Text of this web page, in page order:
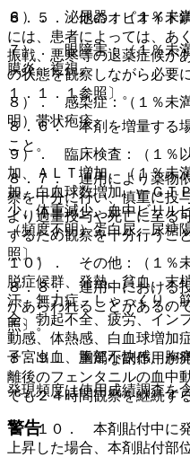
８．５． 他のオピオイド
には、患者によっては、あ
振戦、悪寒等の退薬症候が
の状態を観察しながら必要
１．１．１参照〕。
８．６． 本剤を増量する
こと。
８．７． 連用により薬物
察を十分に行い、慎重に投
より過量投与や死亡に至る
するため観察を十分行うこ
照〕。
８．８． 連用中における
があらわれることがあるの
照〕。
８．９． 重篤な副作用が
離後のフェンタニルの血中
でも２４時間観察を継続す
８．１０． 本剤貼付中に
上昇した場合、本剤貼付部
６）． 泌尿器：（１％未
７）． 眼障害：（１％未
膜炎、複視。
８）． 感染症：（１％未
明）帯状疱疹。
９）． 臨床検査：（１％
加、ＡＬＴ増加、（１％未
加、白血球数増加、γ−ＧＴ
少、体重減少、血中ビリル
（頻度不明）蛋白尿、尿糖
１０）． その他：（１％
脱症候群、発熱、貧血、末
汗、無力症、しゃっくり、
全、勃起不全、疲労、イン
動感、体熱感、白血球増加
子宮出血、胸部不快感、胸
発現頻度は使用成績調査を
警告